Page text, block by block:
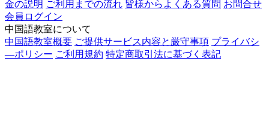
金の説明 ご利用までの流れ 皆様からよくある質問 お問合せ
会員ログイン
中国語教室について
中国語教室概要 ご提供サービス内容と厳守事項 プライバシ
―ポリシー ご利用規約 特定商取引法に基づく表記